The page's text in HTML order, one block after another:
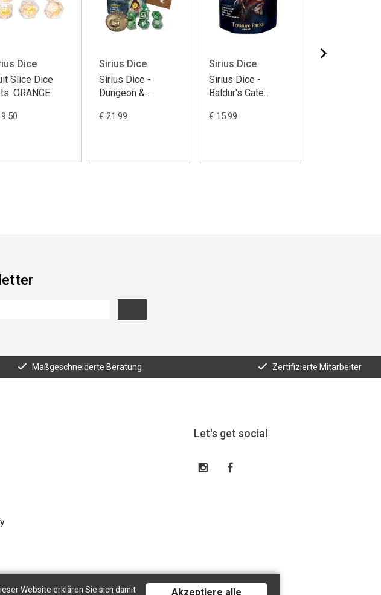
Dice
Slice Dice
ORANGE
Sirius Dice
Sirius Dice -
Dungeon &
Undermountain
€ 21.99
Sirius Dice
Sirius Dice -
Baldur's Gate
PDQ
€ 15.99
Maßgeschneiderte Beratung Zertifizierte Mitarbeiter
Let's get social
Website erklären Sie sich damit Akzeptiere alle